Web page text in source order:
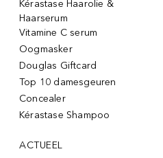
Kérastase Haarolie &
Haarserum
Vitamine C serum
Oogmasker
Douglas Giftcard
Top 10 damesgeuren
Concealer
Kérastase Shampoo
ACTUEEL